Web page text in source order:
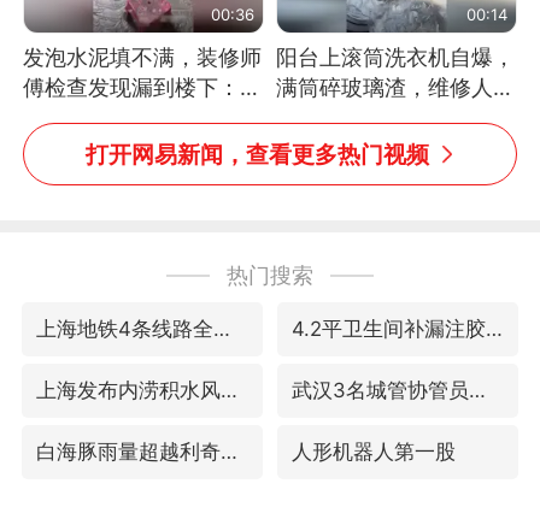
00:36
发泡水泥填不满，装修师
傅检查发现漏到楼下：出
风口未延伸到外墙
00:14
阳台上滚筒洗衣机自爆，
满筒碎玻璃渣，维修人员
称是人为原因，从未见过
洗衣机自爆
打开网易新闻，查看更多热门视频
热门搜索
上海地铁4条线路全线停运 4.2平卫生间补漏注胶花1.55万
上海发布内涝积水风险提示 武汉3名城管协管员殴打摊主被刑拘
白海豚雨量超越利奇马、巴威 人形机器人第一股